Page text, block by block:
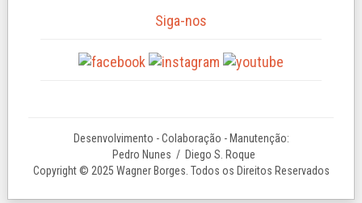
Siga-nos
Desenvolvimento - Colaboração - Manutenção:
Pedro Nunes / Diego S. Roque
Copyright © 2025 Wagner Borges. Todos os Direitos Reservados